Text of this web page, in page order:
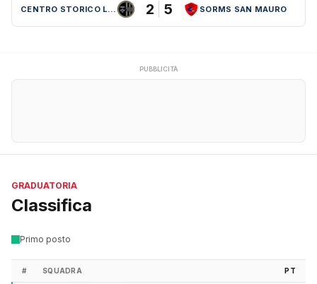
CENTRO STORICO LEBOWSKI 2 5 SORMS SAN MAURO
PUBBLICITÀ
GRADUATORIA
Classifica
Primo posto
# SQUADRA PT